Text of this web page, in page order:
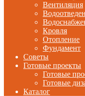
Вентиляция
Кровля
Отопление
Фундамент
Советы
Готовые проекты
Готовые
Готовые
Каталог